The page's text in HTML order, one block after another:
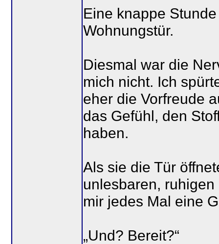
Eine knappe
Wohnungstür.
Diesmal war die
mich nicht. Ich
eher die Vorfreude
das Gefühl, den
haben.
Als sie die Tür
unlesbaren,
mir jedes Mal eine
„Und? Bereit?“